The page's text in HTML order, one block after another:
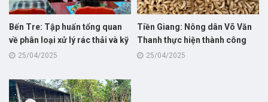
Bến Tre: Tập huấn tổng quan
về phân loại xử lý rác thải và kỹ
thuật nuôi sâu canxi cho hội
25/04/2025
Tiền Giang: Nông dân Võ Văn
Thanh thực hiện thành công
nuôi thử nghiệm mô hình nuôi
25/04/2025